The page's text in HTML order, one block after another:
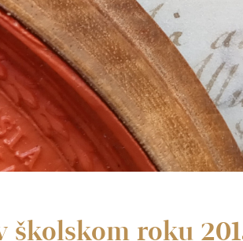
školskom roku